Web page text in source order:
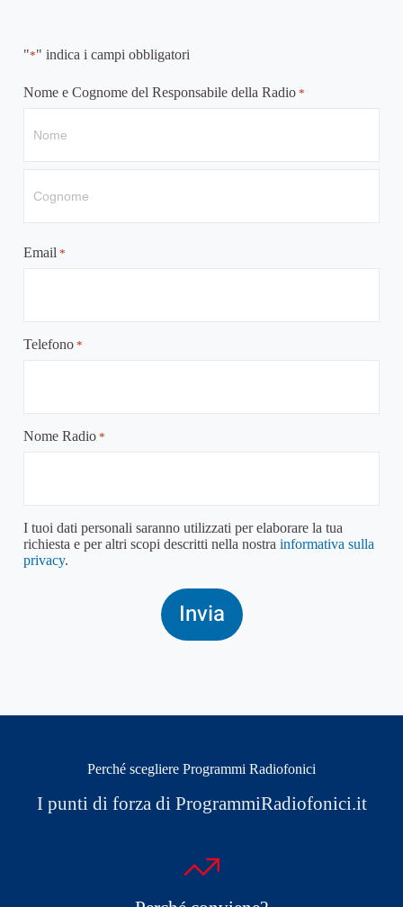
"*" indica i campi obbligatori
Nome e Cognome del Responsabile della Radio *
Email *
Telefono *
Nome Radio *
I tuoi dati personali saranno utilizzati per elaborare la tua
richiesta e per altri scopi descritti nella nostra informativa sulla
privacy.
Perché scegliere Programmi Radiofonici
I punti di forza di ProgrammiRadiofonici.it